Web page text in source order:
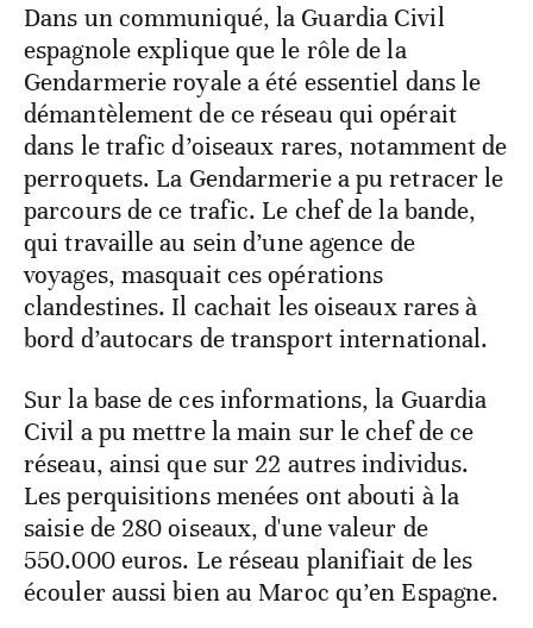
Dans un communiqué, la Guardia Civil
espagnole explique que le rôle de la
Gendarmerie royale a été essentiel dans le
démantèlement de ce réseau qui opérait
dans le trafic d’oiseaux rares, notamment de
perroquets. La Gendarmerie a pu retracer le
parcours de ce trafic. Le chef de la bande,
qui travaille au sein d’une agence de
voyages, masquait ces opérations
clandestines. Il cachait les oiseaux rares à
bord d’autocars de transport international.
Sur la base de ces informations, la Guardia
Civil a pu mettre la main sur le chef de ce
réseau, ainsi que sur 22 autres individus.
Les perquisitions menées ont abouti à la
saisie de 280 oiseaux, d'une valeur de
550.000 euros. Le réseau planifiait de les
écouler aussi bien au Maroc qu’en Espagne.